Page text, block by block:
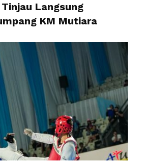
Langsung
KM Mutiara